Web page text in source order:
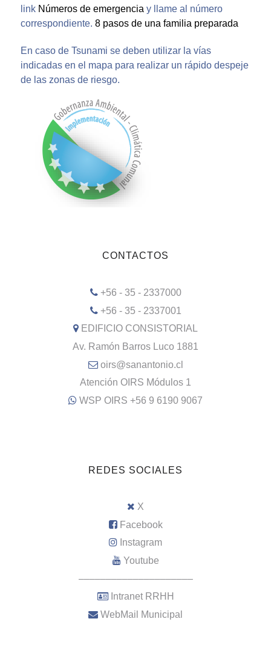
link Números de emergencia y llame al número
correspondiente. 8 pasos de una familia preparada
En caso de Tsunami se deben utilizar la vías
indicadas en el mapa para realizar un rápido despeje
de las zonas de riesgo.
CONTACTOS
+56 - 35 - 2337000
+56 - 35 - 2337001
EDIFICIO CONSISTORIAL
Av. Ramón Barros Luco 1881
oirs@sanantonio.cl
Atención OIRS Módulos 1
WSP OIRS +56 9 6190 9067
REDES SOCIALES
X
Facebook
Instagram
Youtube
–––––––––––––––––––––
Intranet RRHH
WebMail Municipal